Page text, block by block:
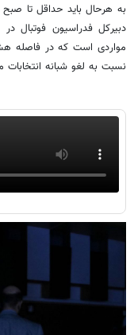
به هرحال باید حداقل تا
دبیرکل فدراسیون فوتبال
مواردی است که در فاصله
نسبت به لغو شبانه